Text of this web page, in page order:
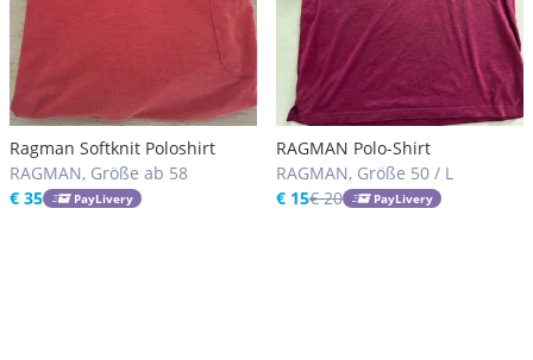
Ragman Softknit Poloshirt
RAGMAN, Größe ab 58
€ 35
PayLivery
RAGMAN Polo-Shirt
RAGMAN, Größe 50 / L
€ 15€ 20 PayLivery